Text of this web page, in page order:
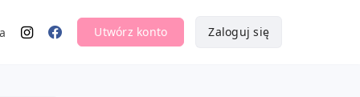
Utwórz konto Zaloguj się